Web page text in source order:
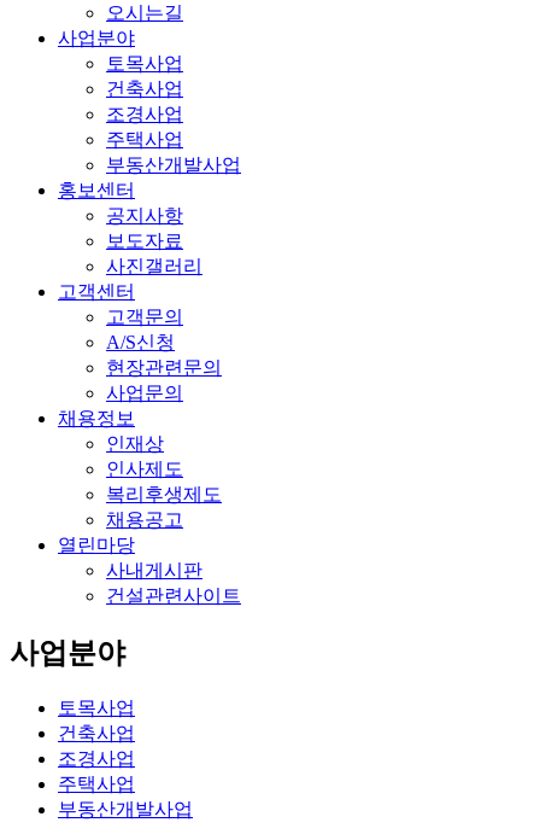
오시는길
사업분야
토목사업
건축사업
조경사업
주택사업
부동산개발사업
홍보센터
공지사항
보도자료
사진갤러리
고객센터
고객문의
A/S신청
현장관련문의
사업문의
채용정보
인재상
인사제도
복리후생제도
채용공고
열린마당
사내게시판
건설관련사이트
사업분야
토목사업
건축사업
조경사업
주택사업
부동산개발사업